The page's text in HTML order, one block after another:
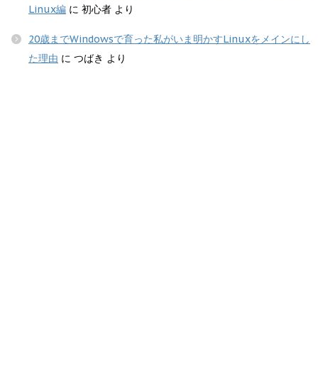
Linux編 に 初心者 より
20歳までWindowsで育った私がいま明かすLinuxをメインにし
た理由 に つばき より